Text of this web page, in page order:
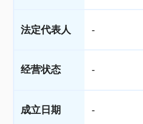
法定代表人 -
经营状态 -
成立日期 -